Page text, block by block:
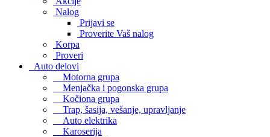
Nalog
Prijavi se
Proverite Vaš nalog
Korpa
Proveri
Auto delovi
Motorna grupa
Menjačka i pogonska grupa
Kočiona grupa
Trap, šasija, vešanje, upravljanje
Auto elektrika
Karoserija